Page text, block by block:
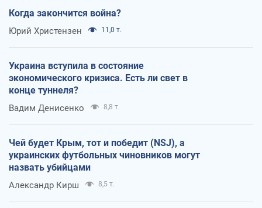
Когда закончится война?
Юрий Христензен 11,0 т.
Украина вступила в состояние
экономического кризиса. Есть ли свет в
конце туннеля?
Вадим Денисенко 8,8 т.
Чей будет Крым, тот и победит (NSJ), а
украинских футбольных чиновников могут
назвать убийцами
Александр Кирш 8,5 т.